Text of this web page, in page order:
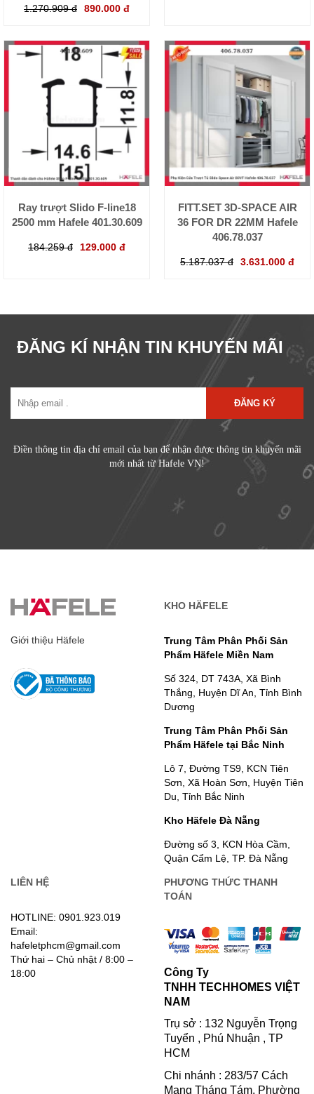
1.270.909 đ 890.000 đ
Ray trượt Slido F-line18
2500 mm Hafele 401.30.609
184.259 đ 129.000 đ
FITT.SET 3D-SPACE AIR
36 FOR DR 22MM Hafele
406.78.037
5.187.037 đ 3.631.000 đ
ĐĂNG KÍ NHẬN TIN KHUYẾN MÃI
ĐĂNG KÝ
Điền thông tin địa chỉ email của bạn để nhận được thông tin khuyến mãi
mới nhất từ Hafele VN!
Giới thiệu Häfele
KHO HÄFELE
Trung Tâm Phân Phối Sản
Phẩm Häfele Miền Nam
Số 324, DT 743A, Xã Bình
Thắng, Huyện Dĩ An, Tỉnh Bình
Dương
Trung Tâm Phân Phối Sản
Phẩm Häfele tại Bắc Ninh
Lô 7, Đường TS9, KCN Tiên
Sơn, Xã Hoàn Sơn, Huyện Tiên
Du, Tỉnh Bắc Ninh
Kho Häfele Đà Nẵng
Đường số 3, KCN Hòa Cầm,
Quận Cẩm Lệ, TP. Đà Nẵng
LIÊN HỆ
HOTLINE: 0901.923.019
Email:
hafeletphcm@gmail.com
Thứ hai – Chủ nhật / 8:00 –
18:00
PHƯƠNG THỨC THANH
TOÁN
Công Ty
TNHH TECHHOMES VIỆT
NAM
Trụ sở : 132 Nguyễn Trọng
Tuyển , Phú Nhuận , TP
HCM
Chi nhánh : 283/57 Cách
Mạng Tháng Tám, Phường